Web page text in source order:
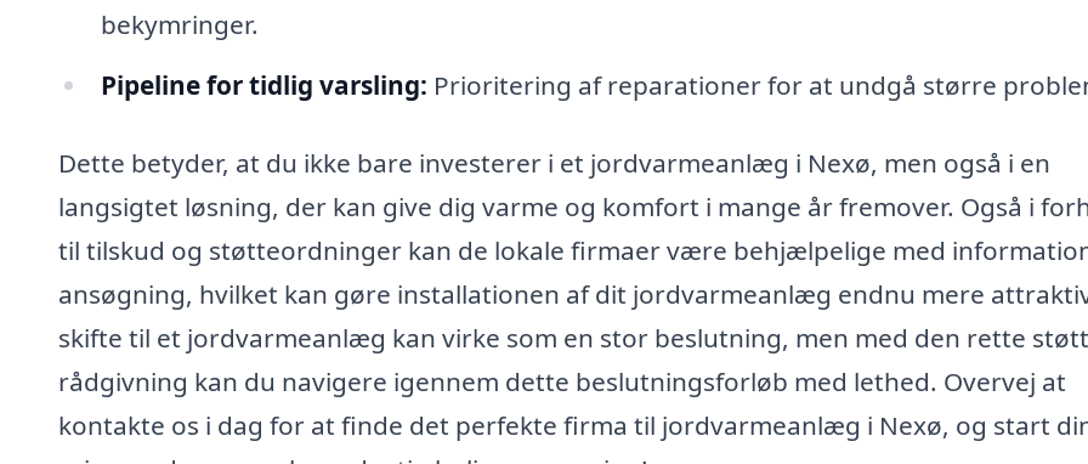
bekymringer.
Pipeline for tidlig varsling: Prioritering af reparationer for at undgå større
Dette betyder, at du ikke bare investerer i et jordvarmeanlæg i Nexø, men også i en
langsigtet løsning, der kan give dig varme og komfort i mange år fremover. Også i
til tilskud og støtteordninger kan de lokale firmaer være behjælpelige med
ansøgning, hvilket kan gøre installationen af dit jordvarmeanlæg endnu mere
skifte til et jordvarmeanlæg kan virke som en stor beslutning, men med den rette
rådgivning kan du navigere igennem dette beslutningsforløb med lethed. Overvej at
kontakte os i dag for at finde det perfekte firma til jordvarmeanlæg i Nexø, og start